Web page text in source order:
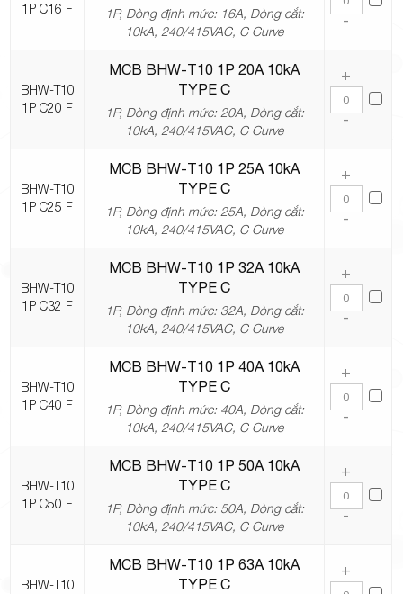
1P C16 F
1P, Dòng định mức: 16A, Dòng cắt:
10kA, 240/415VAC, C Curve
-
BHW-T10
1P C20 F
MCB BHW-T10 1P 20A 10kA
TYPE C
1P, Dòng định mức: 20A, Dòng cắt:
10kA, 240/415VAC, C Curve
+
-
BHW-T10
1P C25 F
MCB BHW-T10 1P 25A 10kA
TYPE C
1P, Dòng định mức: 25A, Dòng cắt:
10kA, 240/415VAC, C Curve
+
-
BHW-T10
1P C32 F
MCB BHW-T10 1P 32A 10kA
TYPE C
1P, Dòng định mức: 32A, Dòng cắt:
10kA, 240/415VAC, C Curve
+
-
BHW-T10
1P C40 F
MCB BHW-T10 1P 40A 10kA
TYPE C
1P, Dòng định mức: 40A, Dòng cắt:
10kA, 240/415VAC, C Curve
+
-
BHW-T10
1P C50 F
MCB BHW-T10 1P 50A 10kA
TYPE C
1P, Dòng định mức: 50A, Dòng cắt:
10kA, 240/415VAC, C Curve
+
-
BHW-T10
MCB BHW-T10 1P 63A 10kA
TYPE C
+